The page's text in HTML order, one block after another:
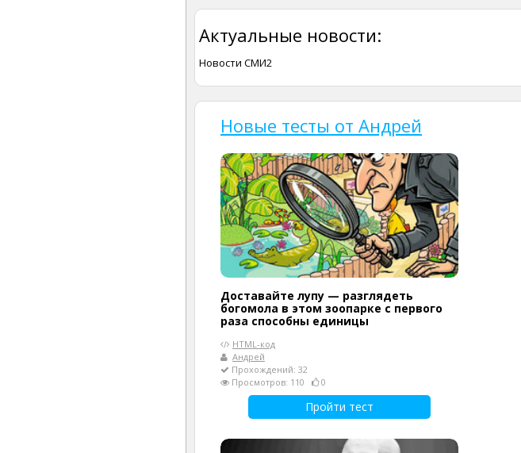
Актуальные новости:
Новости СМИ2
Новые тесты от Андрей
Доставайте лупу — разглядеть
богомола в этом зоопарке с первого
раза способны единицы
HTML-код
Андрей
Прохождений: 32
Просмотров: 110
0
Пройти тест